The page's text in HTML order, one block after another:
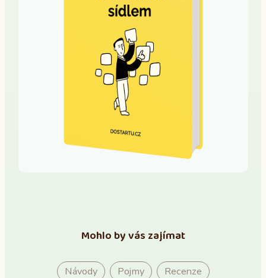
Mohlo by vás zajímat
Návody Pojmy
Recenze